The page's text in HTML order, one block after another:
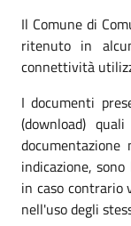
Il Comune di
ritenuto in
connettività
I documenti
(download)
indicazione,
in caso contrario
nell'uso degli